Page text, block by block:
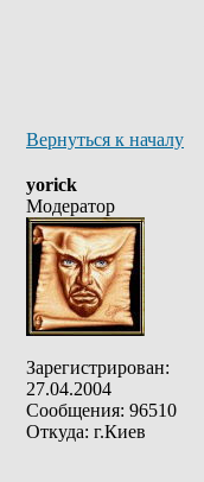
Вернуться к началу
yorick
Модератор
Зарегистрирован:
27.04.2004
Сообщения: 96510
Откуда: г.Киев